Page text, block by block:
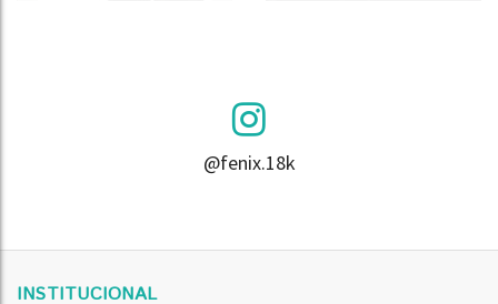
@fenix.18k
INSTITUCIONAL